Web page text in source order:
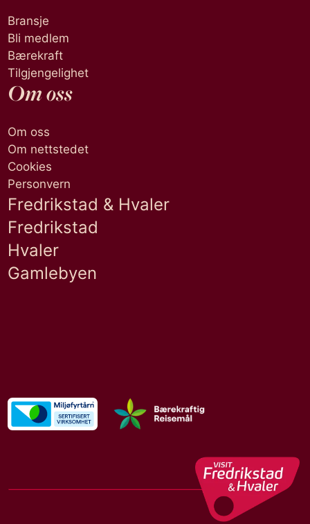
Bransje
Bli medlem
Bærekraft
Tilgjengelighet
Om oss
Om oss
Om nettstedet
Cookies
Personvern
Fredrikstad & Hvaler
Fredrikstad
Hvaler
Gamlebyen